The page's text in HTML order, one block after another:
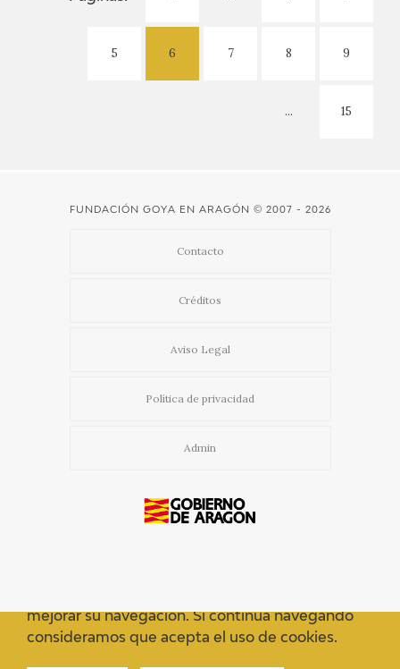
5 6 7 8 9
... 15
FUNDACIÓN GOYA EN ARAGÓN © 2007 - 2026
Contacto
Créditos
Aviso Legal
Política de privacidad
Admin
mejorar su navegación. Si continua navegando
consideramos que acepta el uso de cookies.